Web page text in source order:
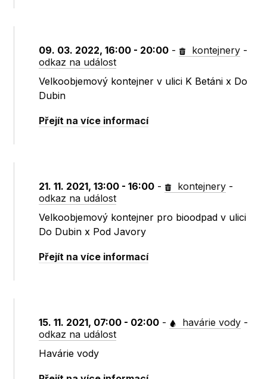
09. 03. 2022, 16:00 - 20:00 - kontejnery -
odkaz na událost
Velkoobjemový kontejner v ulici K Betáni x Do
Dubin
Přejít na více informací
21. 11. 2021, 13:00 - 16:00 - kontejnery -
odkaz na událost
Velkoobjemový kontejner pro bioodpad v ulici
Do Dubin x Pod Javory
Přejít na více informací
15. 11. 2021, 07:00 - 02:00 - havárie vody -
odkaz na událost
Havárie vody